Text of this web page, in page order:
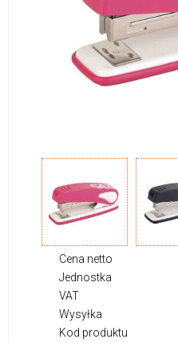
Cena netto
Jednostka
VAT
Wysyłka
Kod produktu